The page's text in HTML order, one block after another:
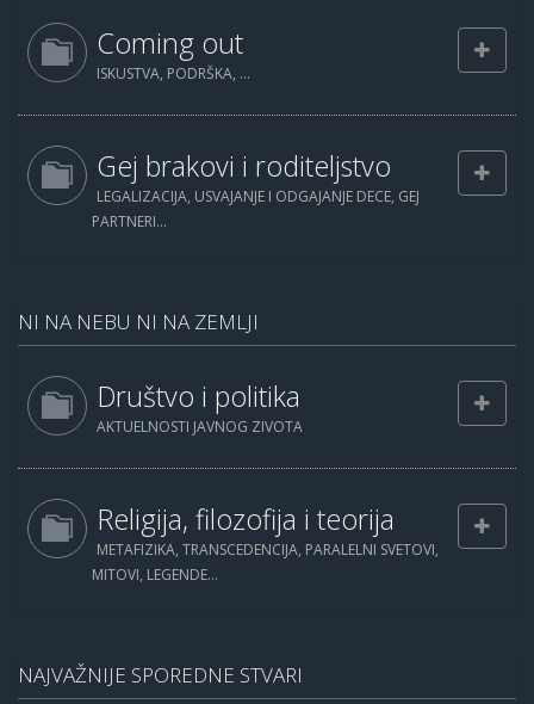
Coming out
ISKUSTVA, PODRŠKA, ...
Gej brakovi i roditeljstvo
LEGALIZACIJA, USVAJANJE I ODGAJANJE DECE, GEJ
PARTNERI...
NI NA NEBU NI NA ZEMLJI
Društvo i politika
AKTUELNOSTI JAVNOG ZIVOTA
Religija, filozofija i teorija
METAFIZIKA, TRANSCEDENCIJA, PARALELNI SVETOVI,
MITOVI, LEGENDE...
NAJVAŽNIJE SPOREDNE STVARI